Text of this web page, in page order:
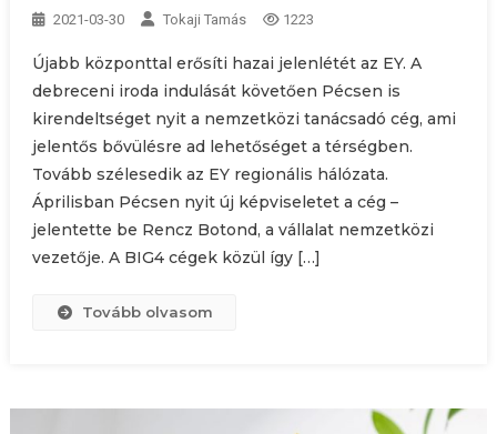
2021-03-30 Tokaji Tamás 1223
Újabb központtal erősíti hazai jelenlétét az EY. A
debreceni iroda indulását követően Pécsen is
kirendeltséget nyit a nemzetközi tanácsadó cég, ami
jelentős bővülésre ad lehetőséget a térségben.
Tovább szélesedik az EY regionális hálózata.
Áprilisban Pécsen nyit új képviseletet a cég –
jelentette be Rencz Botond, a vállalat nemzetközi
vezetője. A BIG4 cégek közül így […]
Tovább olvasom